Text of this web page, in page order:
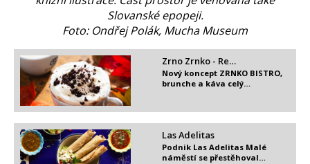
Slovanské epopeji.
Foto: Ondřej Polák, Mucha Museum
Zrno Zrnko - Re…
Nový koncept ZRNKO BISTRO,
brunche a káva celý…
Las Adelitas
Podnik Las Adelitas Malé
náměstí se přestěhoval…